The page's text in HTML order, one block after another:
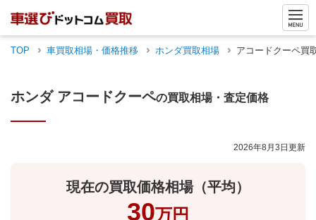
TOP 車買取相場・価格推移 ホンダ買取相場 アコードクーペ買
ホンダ アコードクーペの買取相場・査定価格
2026年8月3日 更新
現在の買取価格相場（平均）
30万円